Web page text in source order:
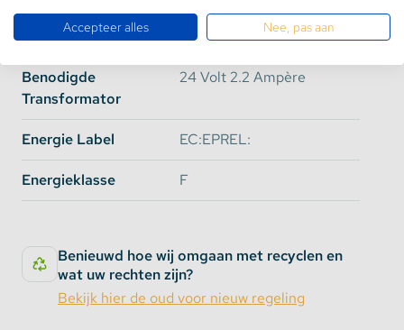
aderig draad voor aansluiting aan transformator
of TC420
Het geheel is direct klaar voor gebruik en plug &
play voor de TC420
Gebruik deze led strip voor aquaria van 140-160cm
Dikte 4.5mm
Benodigde
Transformator
24 Volt 2.2 Ampère
Energie Label EC:EPREL:
Energieklasse F
Benieuwd hoe wij omgaan met recyclen en
wat uw rechten zijn?
Bekijk hier de oud voor nieuw regeling
Accepteer alles Nee, pas aan